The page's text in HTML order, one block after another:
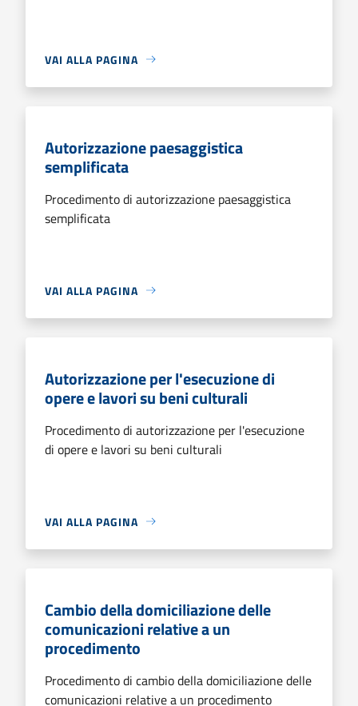
VAI ALLA PAGINA
Autorizzazione paesaggistica
semplificata
Procedimento di autorizzazione paesaggistica
semplificata
VAI ALLA PAGINA
Autorizzazione per l'esecuzione di
opere e lavori su beni culturali
Procedimento di autorizzazione per l'esecuzione
di opere e lavori su beni culturali
VAI ALLA PAGINA
Cambio della domiciliazione delle
comunicazioni relative a un
procedimento
Procedimento di cambio della domiciliazione delle
comunicazioni relative a un procedimento